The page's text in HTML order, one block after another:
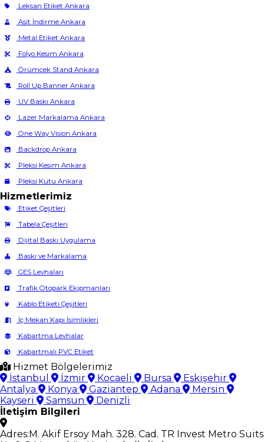
Leksan Etiket Ankara
Asit İndirme Ankara
Metal Etiket Ankara
Folyo Kesim Ankara
Örümcek Stand Ankara
Roll Up Banner Ankara
UV Baskı Ankara
Lazer Markalama Ankara
One Way Vision Ankara
Backdrop Ankara
Pleksi Kesim Ankara
Pleksi Kutu Ankara
Hizmetlerimiz
Etiket Çeşitleri
Tabela Çeşitleri
Dijital Baskı Uygulama
Baskı ve Markalama
GES Levhaları
Trafik Otopark Ekipmanları
Kablo Etiketi Çeşitleri
İç Mekan Kapı İsimlikleri
Kabartma Levhalar
Kabartmalı PVC Etiket
Hizmet Bölgelerimiz
İstanbul
İzmir Kocaeli Bursa
Eskişehir
Antalya
Konya Gaziantep Adana
Mersin
Kayseri
Samsun
Denizli
İletişim Bilgileri
Adres:M. Akif Ersoy Mah. 328. Cad. TR Invest Metro Suits